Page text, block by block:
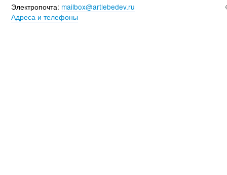
Электропочта: mailbox@artlebedev.ru
Адреса и телефоны